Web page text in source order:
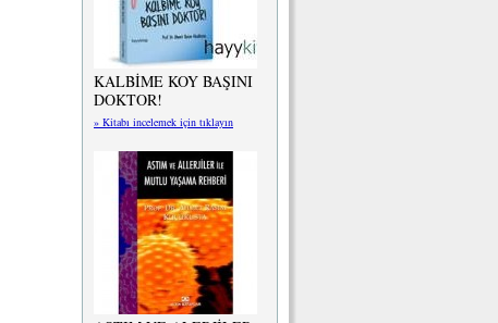
KALBİME KOY BAŞINI
DOKTOR!
» Kitabı incelemek için tıklayın